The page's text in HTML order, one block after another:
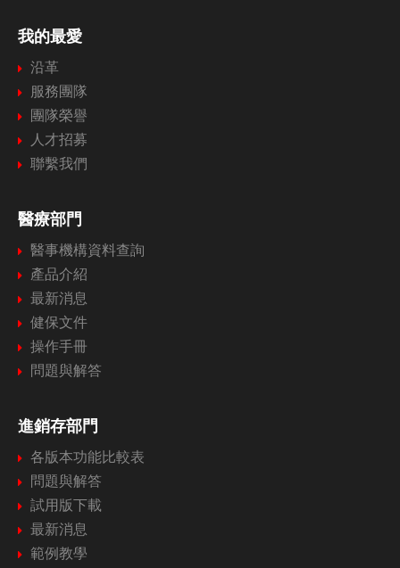
我的最愛
沿革
服務團隊
團隊榮譽
人才招募
聯繫我們
醫療部門
醫事機構資料查詢
產品介紹
最新消息
健保文件
操作手冊
問題與解答
進銷存部門
各版本功能比較表
問題與解答
試用版下載
最新消息
範例教學